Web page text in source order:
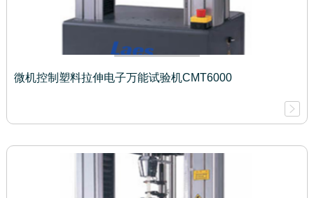
微机控制塑料拉伸电子万能试验机CMT6000